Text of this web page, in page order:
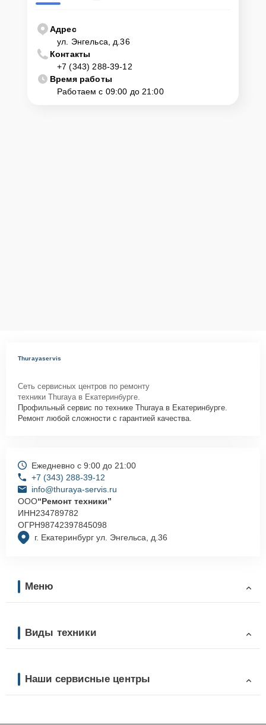
Адрес
ул. Энгельса, д.36
Контакты
+7 (343) 288-39-12
Время работы
Работаем с 09:00 до 21:00
Thurayaservis
Сеть сервисных центров по ремонту
техники Thuraya в Екатеринбурге.
Профильный сервис по технике Thuraya в Екатеринбурге.
Ремонт любой сложности с гарантией качества.
г. Екатеринбург ул. Энгельса, д.36
Ежедневно с 9:00 до 21:00
+7 (343) 288-39-12
info@thuraya-servis.ru
ООО“Ремонт техники”
ИНН234789782
ОГРН98742397845098
Меню
Виды техники
Наши сервисные центры